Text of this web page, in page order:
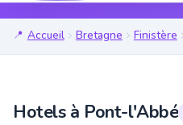
Accueil Bretagne Finistère
Hotels à Pont-l'Abbé